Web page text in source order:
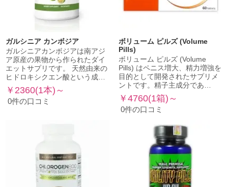
ガルシニア カンボジア
ガルシニアカンボジアは南アジ
ア原産の果物から作られたダイ
エットサプリです。 天然由来の
ヒドロキシクエン酸という成…
￥2360(1本)～
0件の口コミ
ボリューム ピルズ (Volume
Pills)
ボリューム ピルズ (Volume
Pills) はペニス増大、精力増強を
目的として開発されたサプリメ
ントです。精子主成分であ…
￥4760(1箱)～
0件の口コミ